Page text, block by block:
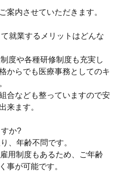
案内させていただきます。
就業するメリットはどんな
度や各種研修制度も充実し
からでも医療事務としてのキ
合なども整っていますので安
来ます。
か?
、年齢不問です。
用制度もあるため、ご年齢
事が可能です。